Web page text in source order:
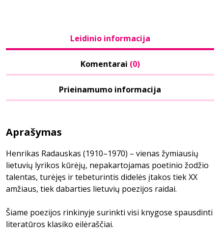
Leidinio informacija
Komentarai (0)
Prieinamumo informacija
Aprašymas
Henrikas Radauskas (1910–1970) – vienas žymiausių
lietuvių lyrikos kūrėjų, nepakartojamas poetinio žodžio
talentas, turėjęs ir tebeturintis didelės įtakos tiek XX
amžiaus, tiek dabarties lietuvių poezijos raidai.
Šiame poezijos rinkinyje surinkti visi knygose spausdinti
literatūros klasiko eilėraščiai.